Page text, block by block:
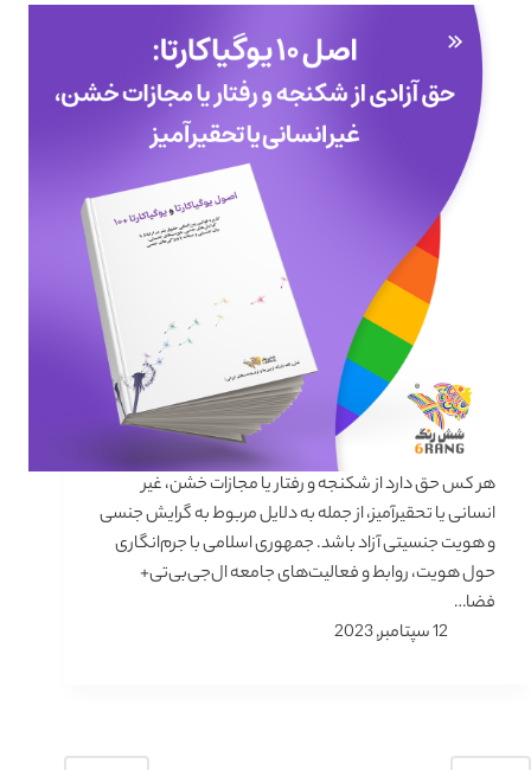
هر کس حق دارد از شکنجه و رفتار یا مجازات خشن، غیر
انسانی یا تحقیرآمیز، از جمله به دلایل مربوط به گرایش جنسی
و هویت جنسیتی آزاد باشد. جمهوری اسلامی با جرم‌انگاری
حول هویت، روابط و فعالیت‌های جامعه ال‌جی‌بی‌تی+
فضا…
12 سپتامبر, 2023